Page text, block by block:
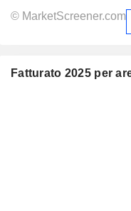
© MarketScreener.com
Fatturato 2025 per